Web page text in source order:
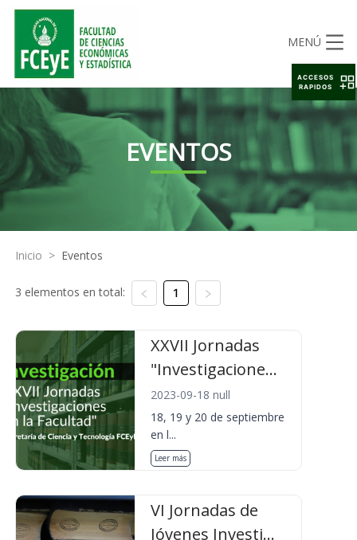
MENÚ
EVENTOS
Inicio > Eventos
3 elementos en total: 1
XXVII Jornadas
"Investigacione...
2023-09-18 null
18, 19 y 20 de septiembre
en l...
Leer más
VI Jornadas de
Jóvenes Investi...
ACCESOS
RAPIDOS